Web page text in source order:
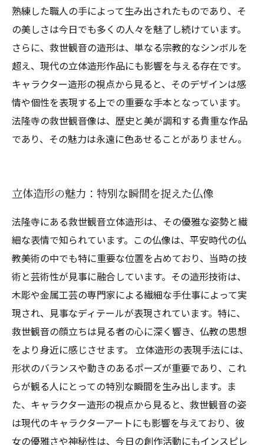
熟練した職人の手によって生み出されたものであり、そ
の美しさは今日でも多くの人々を魅了し続けています。
さらに、救世観音の造形は、単なる宗教的なシンボルを
超え、現代の立体造形作品にも影響を与える存在です。
キャラクター造形の視点から見ると、そのデザインは感
情や個性を表現する上での重要な手本となっています。
法隆寺の救世観音像は、歴史と美が調和する貴重な作品
であり、その魅力は永遠に色あせることがありません。
立体造形の魅力：特別な瞬間を捉えた仏像
法隆寺にある救世観音立体造形は、その優雅な姿勢と繊
細な表情で知られています。この仏像は、平安時代の仏
教美術の中でも特に重要な位置を占めており、当時の技
術と芸術性が見事に融合しています。その造形技術は、
木彫や金属工芸の専門家による繊細な手仕事によって実
現され、見事なディテールが表現されています。特に、
救世観音の顔立ちは見る者の心に深く響き、仏教の思想
をより身近に感じさせます。 立体造形の表現手法には、
形状のバランスや動きのあるポーズが重要であり、これ
らが観る人にとっての特別な瞬間を生み出します。ま
た、キャラクター造形の視点から見ると、救世観音の姿
は現代のキャラクターアートにも影響を与えており、彼
女の優雅さや神秘性は、今日の創作活動にもインスピレ